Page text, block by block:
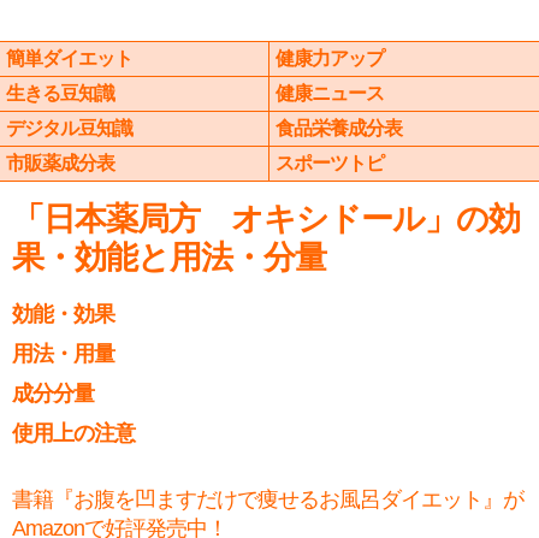
簡単ダイエット
健康力アップ
生きる豆知識
健康ニュース
デジタル豆知識
食品栄養成分表
市販薬成分表
スポーツトピ
「日本薬局方 オキシドール」の効
果・効能と用法・分量
効能・効果
用法・用量
成分分量
使用上の注意
書籍『お腹を凹ますだけで痩せるお風呂ダイエット』が
Amazonで好評発売中！